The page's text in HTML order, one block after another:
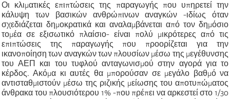
Οι κλιματικές επιπτώσεις της παραγωγής που υπηρετεί την
κάλυψη των βασικών ανθρώπινων αναγκών -ιδίως όταν
σχεδιάζεται δημοκρατικά και αναλαμβάνεται από τον δημόσιο
τομέα σε εξισωτικό πλαίσιο- είναι πολύ μικρότερες από τις
επιπτώσεις της παραγωγής που προορίζεται για την
ικανοποίηση των αναγκών των πλουσίων μέσω της μεγέθυνσης
του ΑΕΠ και του τυφλού ανταγωνισμού στην αγορά για το
κέρδος. Ακόμα κι αυτές θα μπορούσαν σε μεγάλο βαθμό να
αντισταθμιστούν μέσω της ριζικής μείωσης του αποτυπώματος
άνθρακα του πλουσιότερου 1% -που πρέπει να αρκεστεί στο 1/30